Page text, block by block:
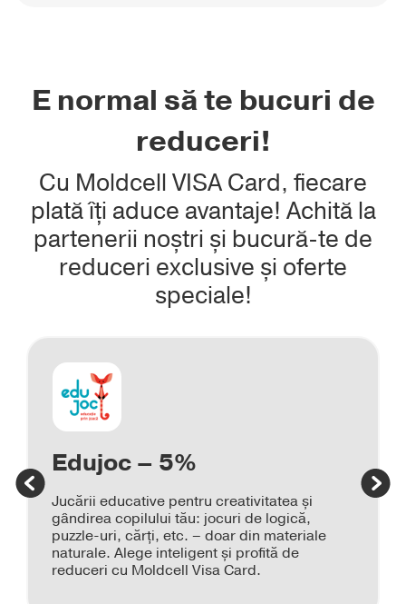
E normal să te bucuri de
reduceri!
Cu Moldcell VISA Card, fiecare
plată îți aduce avantaje! Achită la
partenerii noștri și bucură-te de
reduceri exclusive și oferte
speciale!
Edujoc – 5%
Jucării educative pentru creativitatea și
gândirea copilului tău: jocuri de logică,
puzzle-uri, cărți, etc. – doar din materiale
naturale. Alege inteligent și profită de
reduceri cu Moldcell Visa Card.